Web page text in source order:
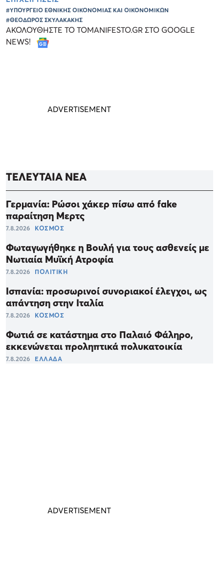
#ΥΠΟΥΡΓΕΙΟ ΕΘΝΙΚΗΣ ΟΙΚΟΝΟΜΙΑΣ ΚΑΙ ΟΙΚΟΝΟΜΙΚΩΝ
#ΘΕΟΔΩΡΟΣ ΣΚΥΛΑΚΑΚΗΣ
ΑΚΟΛΟΥΘΗΣΤΕ ΤΟ TOMANIFESTO.GR ΣΤΟ GOOGLE
NEWS!
ΤΕΛΕΥΤΑΙΑ ΝΕΑ
Γερμανία: Ρώσοι χάκερ πίσω από fake
παραίτηση Μερτς
7.8.2026 ΚΟΣΜΟΣ
Φωταγωγήθηκε η Βουλή για τους ασθενείς με
Νωτιαία Μυϊκή Ατροφία
7.8.2026 ΠΟΛΙΤΙΚΗ
Ισπανία: προσωρινοί συνοριακοί έλεγχοι, ως
απάντηση στην Ιταλία
7.8.2026 ΚΟΣΜΟΣ
Φωτιά σε κατάστημα στο Παλαιό Φάληρο,
εκκενώνεται προληπτικά πολυκατοικία
7.8.2026 ΕΛΛΑΔΑ